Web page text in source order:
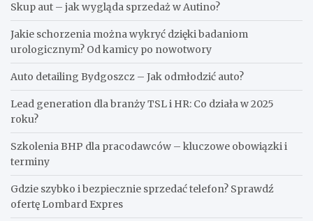
Skup aut – jak wygląda sprzedaż w Autino?
Jakie schorzenia można wykryć dzięki badaniom
urologicznym? Od kamicy po nowotwory
Auto detailing Bydgoszcz – Jak odmłodzić auto?
Lead generation dla branży TSL i HR: Co działa w 2025
roku?
Szkolenia BHP dla pracodawców – kluczowe obowiązki i
terminy
Gdzie szybko i bezpiecznie sprzedać telefon? Sprawdź
ofertę Lombard Expres